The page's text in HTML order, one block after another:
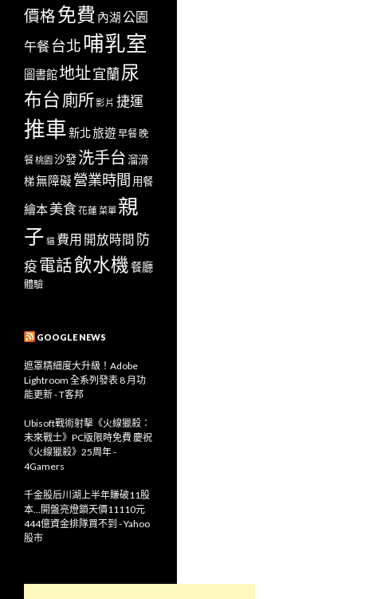
價格免費 內湖 公園
午餐 台北 哺乳室
圖書館地址宜蘭尿
布台 廁所影片 捷運
推車新北旅遊 早餐 晚
餐桃園 沙發洗手台溜滑
梯無障礙 營業時間 用餐
繪本美食花蓮 菜單 親
子 貓 費用 開放時間 防
疫電話飲水機餐廳
體驗
GOOGLE NEWS
遮罩精細度大升級！Adobe
Lightroom 全系列發表 8 月功
能更新 - T客邦
Ubisoft戰術射擊《火線獵殺：
未來戰士》PC版限時免費 慶祝
《火線獵殺》25周年 -
4Gamers
千金股后川湖上半年賺破11股
本...開盤亮燈鎖天價11110元
444億資金排隊買不到 - Yahoo
股市